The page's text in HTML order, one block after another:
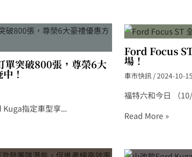
突破800張，尊榮6大
！
指定車型享...
Ford Focus
場！
車市快訊/ 2024-10-15
福特六和今日 （
Read More »